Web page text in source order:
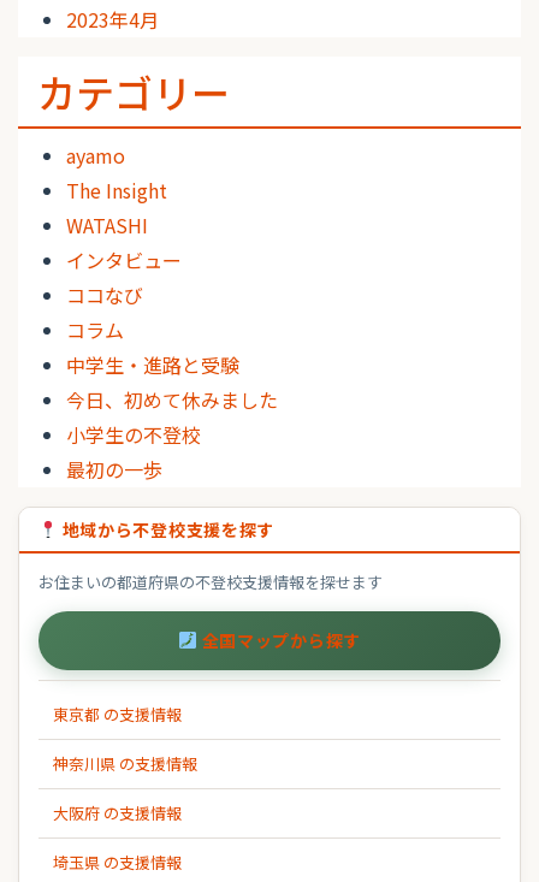
2023年4月
カテゴリー
ayamo
The Insight
WATASHI
インタビュー
ココなび
コラム
中学生・進路と受験
今日、初めて休みました
小学生の不登校
最初の一歩
地域から不登校支援を探す
お住まいの都道府県の不登校支援情報を探せます
全国マップから探す
東京都 の支援情報
神奈川県 の支援情報
大阪府 の支援情報
埼玉県 の支援情報